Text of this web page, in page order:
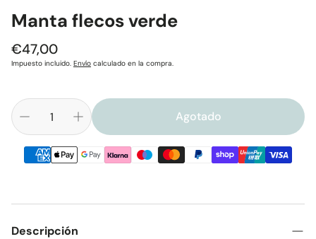
Manta flecos verde
Precio
regular
€47,00
Impuesto incluido. Envío calculado en la compra.
Agotado
Descripción